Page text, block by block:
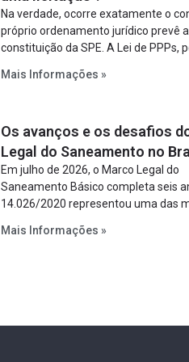
Na verdade, ocorre exatamente o
próprio ordenamento jurídico prevê a
constituição da SPE. A Lei de PPPs,
constitua uma SPE para implantar e
Lei de Concessões, a figura é
sujeita a uma escolha racional de
projeto.
Mais Informações »
Os avanços e os desafios
Legal do Saneamento no
Em julho de 2026, o Marco Legal do
Saneamento Básico completa seis
14.026/2020 representou uma das
estabelecer metas claras para a
mecanismos voltados à segurança
Mais Informações »